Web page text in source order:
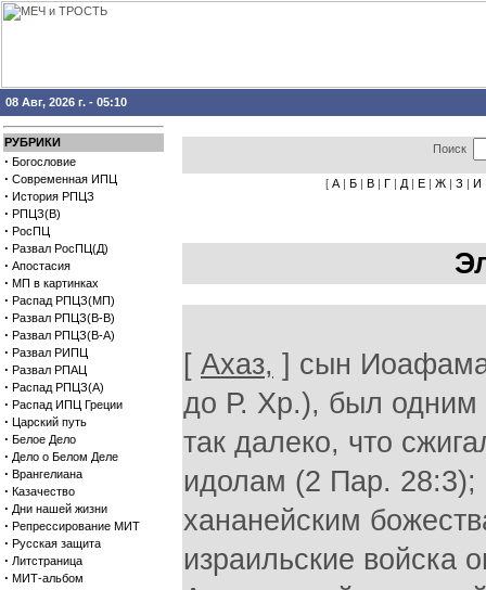
08 Авг, 2026 г. - 05:10
РУБРИКИ
· Богословие
· Современная ИПЦ
· История РПЦЗ
· РПЦЗ(В)
· РосПЦ
· Развал РосПЦ(Д)
· Апостасия
· МП в картинках
· Распад РПЦЗ(МП)
· Развал РПЦЗ(В-В)
· Развал РПЦЗ(В-А)
· Развал РИПЦ
· Развал РПАЦ
· Распад РПЦЗ(А)
· Распад ИПЦ Греции
· Царский путь
· Белое Дело
· Дело о Белом Деле
· Врангелиана
· Казачество
· Дни нашей жизни
· Репрессирование МИТ
· Русская защита
· Литстраница
· МИТ-альбом
Поиск
[ А | Б | В | Г | Д | Е | Ж | З | И
[ Ахаз, ] сын
до Р. Хр.), был одним
так далеко, что
идолам (2 Пар. 28:3);
хананейским
израильские войска